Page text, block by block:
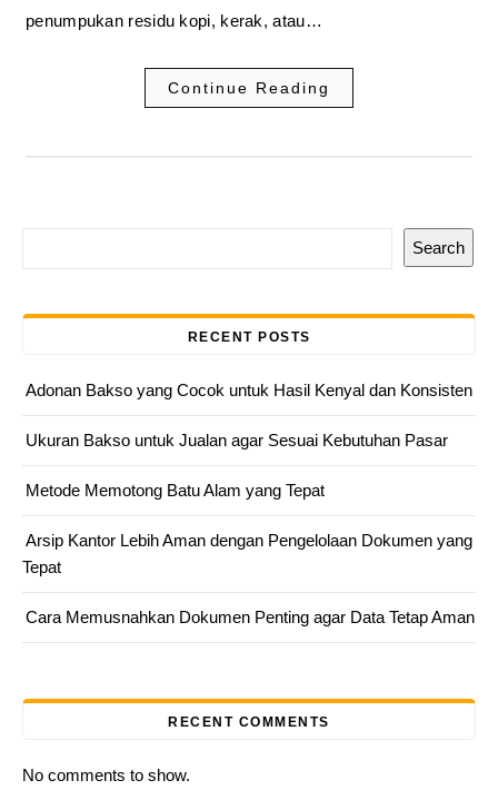
penumpukan residu kopi, kerak, atau…
Continue Reading
Search
RECENT POSTS
Adonan Bakso yang Cocok untuk Hasil Kenyal dan Konsisten
Ukuran Bakso untuk Jualan agar Sesuai Kebutuhan Pasar
Metode Memotong Batu Alam yang Tepat
Arsip Kantor Lebih Aman dengan Pengelolaan Dokumen yang
Tepat
Cara Memusnahkan Dokumen Penting agar Data Tetap Aman
RECENT COMMENTS
No comments to show.